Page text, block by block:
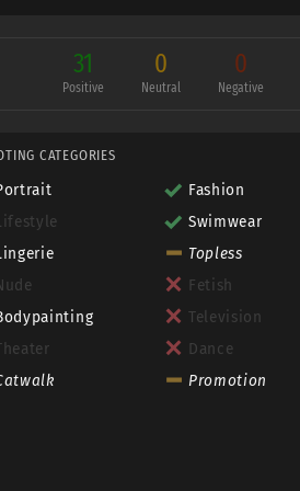
31
Positive
0
Neutral
0
Negative
CATEGORIES
Fashion
Swimwear
Topless
Fetish
Television
Dance
Promotion